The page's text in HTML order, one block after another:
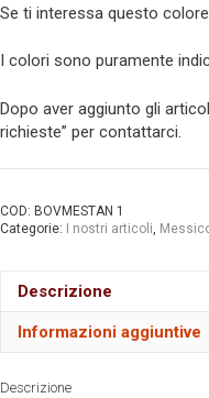
Se ti interessa questo
I colori sono puramente
Dopo aver aggiunto gli
richieste” per contattarci.
COD: BOVMESTAN 1
Categorie:
I nostri articoli,
Descrizione
Informazioni aggiuntive
Descrizione